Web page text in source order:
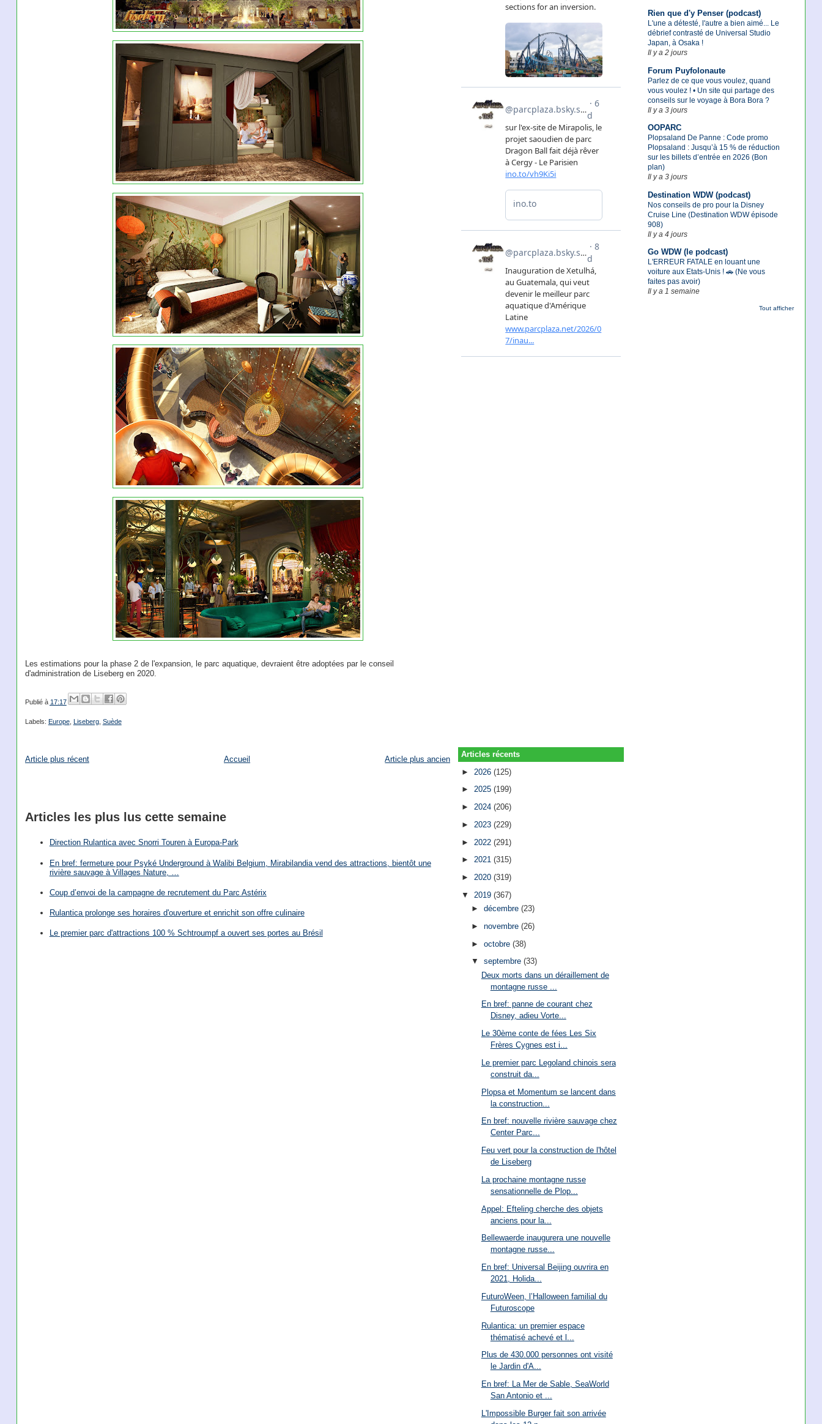
Rien que d'y Penser (podcast)
L'une a détesté, l'autre a bien aimé... Le
débrief contrasté de Universal Studio
Japan, à Osaka !
Il y a 2 jours
Forum Puyfolonaute
Parlez de ce que vous voulez, quand
vous voulez ! • Un site qui partage des
conseils sur le voyage à Bora Bora ?
Il y a 3 jours
OOPARC
Plopsaland De Panne : Code promo
Plopsaland : Jusqu’à 15 % de réduction
sur les billets d’entrée en 2026 (Bon
plan)
Il y a 3 jours
Destination WDW (podcast)
Nos conseils de pro pour la Disney
Cruise Line (Destination WDW épisode
908)
Il y a 4 jours
Go WDW (le podcast)
L'ERREUR FATALE en louant une
voiture aux Etats-Unis ! 🚗 (Ne vous
faites pas avoir)
Il y a 1 semaine
Tout afficher
Les estimations pour la phase 2 de l'expansion, le parc aquatique, devraient être adoptées par le conseil
d'administration de Liseberg en 2020.
Publié à 17:17
Labels: Europe, Liseberg, Suède
Article plus récent Article plus ancien
Accueil
Articles les plus lus cette semaine
Direction Rulantica avec Snorri Touren à Europa-Park
En bref: fermeture pour Psyké Underground à Walibi Belgium, Mirabilandia vend des attractions, bientôt une
rivière sauvage à Villages Nature, …
Coup d’envoi de la campagne de recrutement du Parc Astérix
Rulantica prolonge ses horaires d'ouverture et enrichit son offre culinaire
Le premier parc d'attractions 100 % Schtroumpf a ouvert ses portes au Brésil
Articles récents
► 2026(125)
►2025(199)
►2024(206)
► 2023(229)
► 2022(291)
►2021(315)
►2020(319)
▼ 2019(367)
► décembre (23)
► novembre (26)
► octobre (38)
▼ septembre (33)
Deux morts dans un déraillement de
montagne russe ...
En bref: panne de courant chez
Disney, adieu Vorte...
Le 30ème conte de fées Les Six
Frères Cygnes est i...
Le premier parc Legoland chinois sera
construit da...
Plopsa et Momentum se lancent dans
la construction...
En bref: nouvelle rivière sauvage chez
Center Parc...
Feu vert pour la construction de l'hôtel
de Liseberg
La prochaine montagne russe
sensationnelle de Plop...
Appel: Efteling cherche des objets
anciens pour la...
Bellewaerde inaugurera une nouvelle
montagne russe...
En bref: Universal Beijing ouvrira en
2021, Holida...
FuturoWeen, l’Halloween familial du
Futuroscope
Rulantica: un premier espace
thématisé achevé et l...
Plus de 430.000 personnes ont visité
le Jardin d'A...
En bref: La Mer de Sable, SeaWorld
San Antonio et ...
L'Impossible Burger fait son arrivée